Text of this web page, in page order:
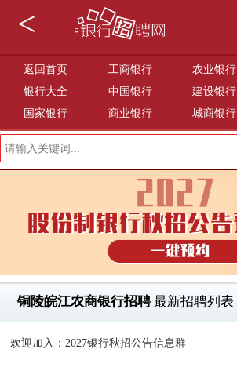
<
返回首页 工商银行 农业银行
银行大全
中国银行 建设银行
国家银行
商业银行 城商银行
铜陵皖江农商银行招聘最新招聘列表
欢迎加入：2027银行秋招公告信息群